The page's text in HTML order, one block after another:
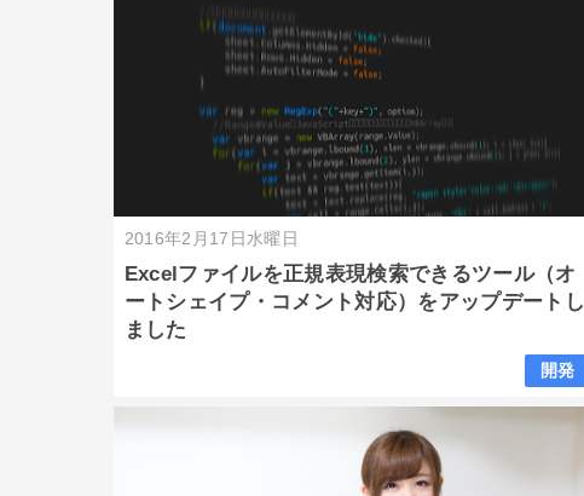
2016年2月17日水曜日
Excelファイルを正規表現検索できるツール（オ
ートシェイプ・コメント対応）をアップデートし
ました
開発